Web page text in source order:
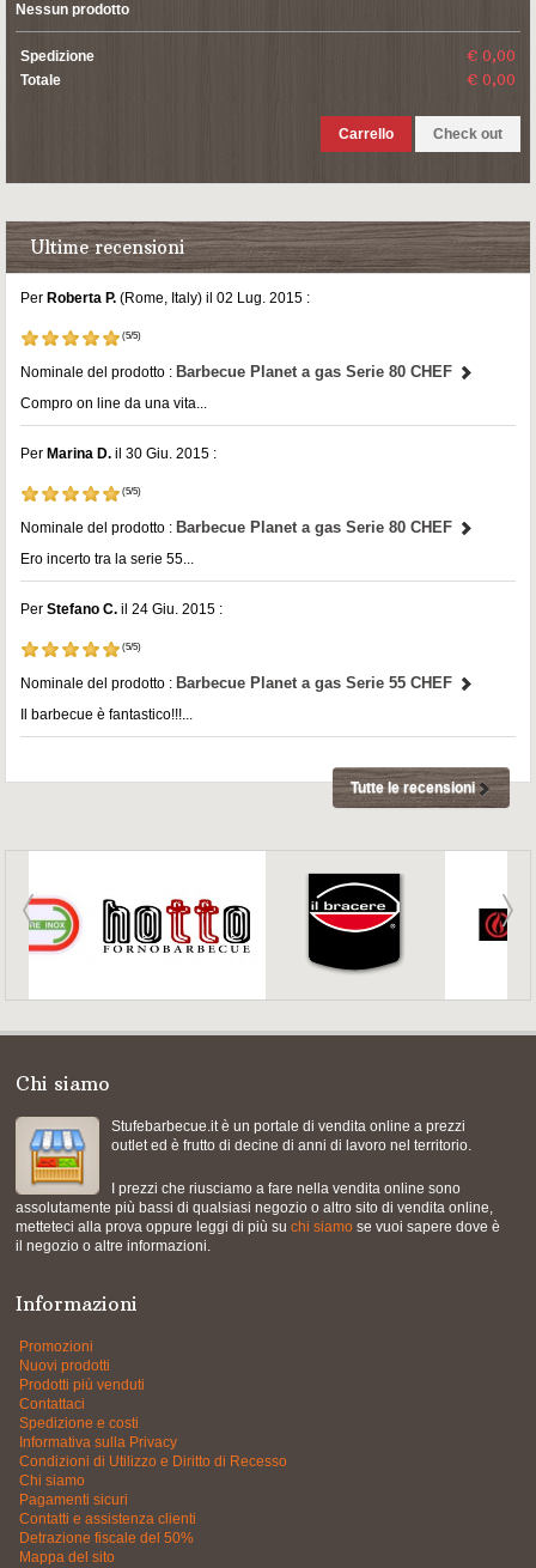
Nessun prodotto
€ 0,00
Spedizione
€ 0,00
Totale
Carrello Check out
Ultime recensioni
Per Roberta P. (Rome, Italy) il 02 Lug. 2015 :
(5/5)
Nominale del prodotto : Barbecue Planet a gas Serie 80 CHEF
Compro on line da una vita...
Per Marina D. il 30 Giu. 2015 :
(5/5)
Nominale del prodotto : Barbecue Planet a gas Serie 80 CHEF
Ero incerto tra la serie 55...
PerStefano C. il 24 Giu. 2015 :
(5/5)
Nominale del prodotto : Barbecue Planet a gas Serie 55 CHEF
Il barbecue è fantastico!!!...
Tutte le recensioni
Chi siamo
Stufebarbecue.it è un portale di vendita online a prezzi
outlet ed è frutto di decine di anni di lavoro nel territorio.
I prezzi che riusciamo a fare nella vendita online sono
assolutamente più bassi di qualsiasi negozio o altro sito di vendita online,
metteteci alla prova oppure leggi di più suchi siamo se vuoi sapere dove è
il negozio o altre informazioni.
Informazioni
Promozioni
Nuovi prodotti
Prodotti più venduti
Contattaci
Spedizione e costi
Informativa sulla Privacy
Condizioni di Utilizzo e Diritto di Recesso
Chi siamo
Pagamenti sicuri
Contatti e assistenza clienti
Detrazione fiscale del 50%
Mappa del sito